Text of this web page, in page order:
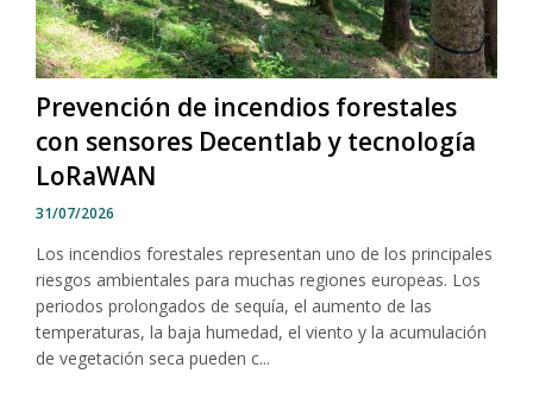
Prevención de incendios forestales
con sensores Decentlab y tecnología
LoRaWAN
31/07/2026
Los incendios forestales representan uno de los principales
riesgos ambientales para muchas regiones europeas. Los
periodos prolongados de sequía, el aumento de las
temperaturas, la baja humedad, el viento y la acumulación
de vegetación seca pueden c...